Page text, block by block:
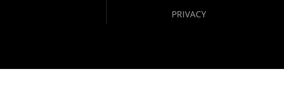
PRIVACY